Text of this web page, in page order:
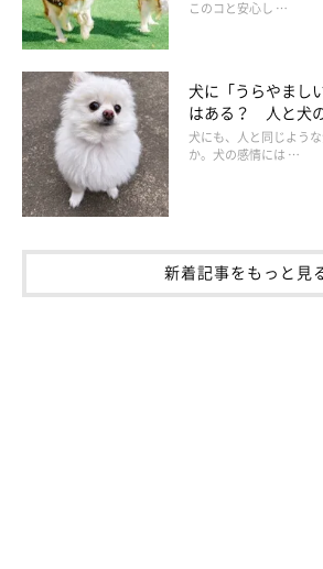
このコと安心し …
犬に「うらやまし
はある？ 人と犬
犬にも、人と同じよう
か。犬の感情には …
新着記事をもっと見